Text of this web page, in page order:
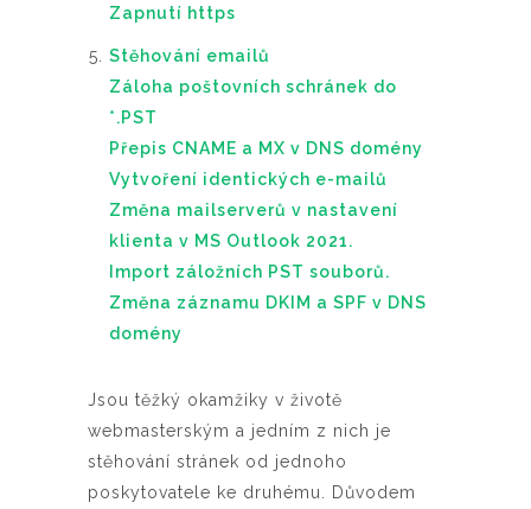
Zapnutí https
Stěhování emailů
Záloha poštovních schránek do
*.PST
Přepis CNAME a MX v DNS domény
Vytvoření identických e-mailů
Změna mailserverů v nastavení
klienta v MS Outlook 2021.
Import záložních PST souborů.
Změna záznamu DKIM a SPF v DNS
domény
Jsou těžký okamžiky v životě
webmasterským a jedním z nich je
stěhování stránek od jednoho
poskytovatele ke druhému. Důvodem